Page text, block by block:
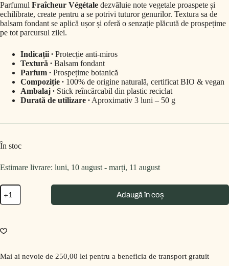
Parfumul Fraîcheur Végétale dezvăluie note vegetale proaspete și
echilibrate, create pentru a se potrivi tuturor genurilor. Textura sa de
balsam fondant se aplică ușor și oferă o senzație plăcută de prospețime
pe tot parcursul zilei.
Indicații ∙ Protecție anti-miros
Textură ∙ Balsam fondant
Parfum ∙ Prospețime botanică
Compoziție ∙ 100% de origine naturală, certificat BIO & vegan
Ambalaj ∙ Stick reîncărcabil din plastic reciclat
Durată de utilizare ∙ Aproximativ 3 luni – 50 g
În stoc
Estimare livrare: luni, 10 august - marți, 11 august
Adaugă în coș
Mai ai nevoie de 250,00 lei pentru a beneficia de transport gratuit